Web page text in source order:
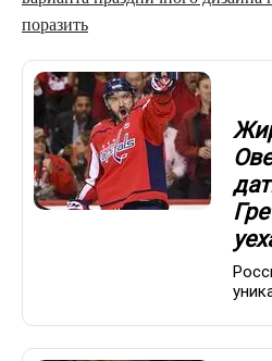
поразить